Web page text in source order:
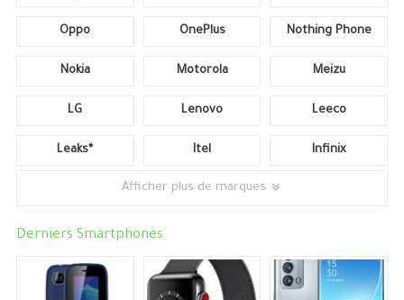
Oppo OnePlus Nothing Phone
Nokia Motorola Meizu
LG Lenovo Leeco
Leaks* Itel Infinix
Afficher plus de marques
Derniers Smartphones